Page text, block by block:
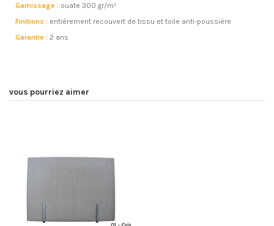
Garnissage : ouate 300 gr/m²
Finitions : entièrement recouvert de tissu et toile anti-poussière
Garantie : 2 ans
vous pourriez aimer